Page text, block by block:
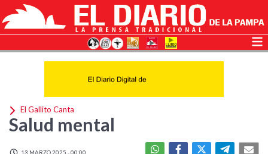
El Gallito Canta
Salud mental
13 MARZO 2025 - 00:00